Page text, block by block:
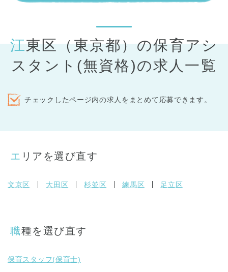
江東区（東京都）の保育アシ
スタント(無資格)の求人一覧
チェックしたページ内の求人をまとめて応募できます。
エリアを選び直す
文京区 大田区 杉並区 練馬区 足立区
職種を選び直す
保育スタッフ(保育士)